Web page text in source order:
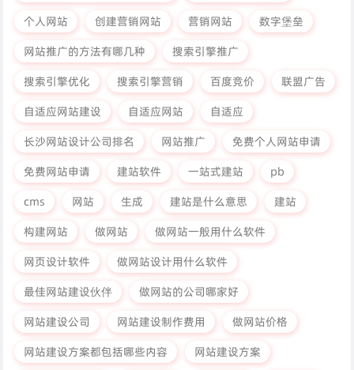
个人网站
创建营销网站 营销网站
数字堡垒
网站推广的方法有哪几种
搜索引擎推广
搜索引擎优化
搜索引擎营销 百度竞价
联盟广告
自适应网站建设
自适应网站
自适应
长沙网站设计公司排名
网站推广
免费个人网站申请
免费网站申请
建站软件 一站式建站
pb
cms
网站 生成 建站是什么意思
建站
构建网站
做网站
做网站一般用什么软件
网页设计软件
做网站设计用什么软件
最佳网站建设伙伴
做网站的公司哪家好
网站建设公司
网站建设制作费用
做网站价格
网站建设方案都包括哪些内容
网站建设方案